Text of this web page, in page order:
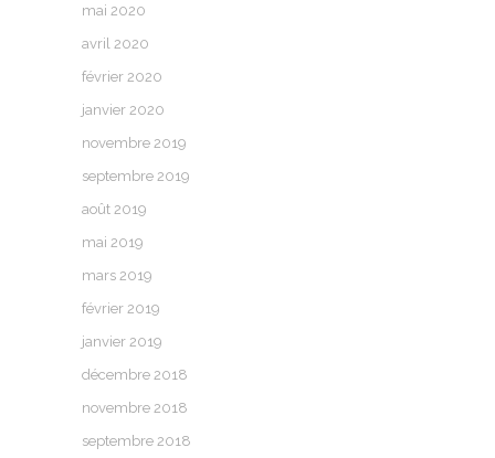
mai 2020
avril 2020
février 2020
janvier 2020
novembre 2019
septembre 2019
août 2019
mai 2019
mars 2019
février 2019
janvier 2019
décembre 2018
novembre 2018
septembre 2018